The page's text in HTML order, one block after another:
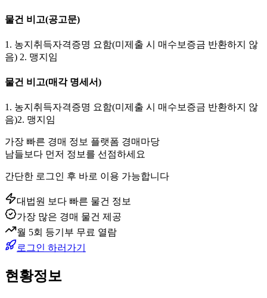
물건 비고(공고문)
1. 농지취득자격증명 요함(미제출 시 매수보증금 반환하지 않
음) 2. 맹지임
물건 비고(매각 명세서)
1. 농지취득자격증명 요함(미제출 시 매수보증금 반환하지 않
음)2. 맹지임
가장 빠른 경매 정보 플랫폼 경매마당
남들보다 먼저 정보를 선점하세요
간단한 로그인 후 바로 이용 가능합니다
대법원 보다 빠른 물건 정보
가장 많은 경매 물건 제공
월 5회 등기부 무료 열람
로그인 하러가기
현황정보